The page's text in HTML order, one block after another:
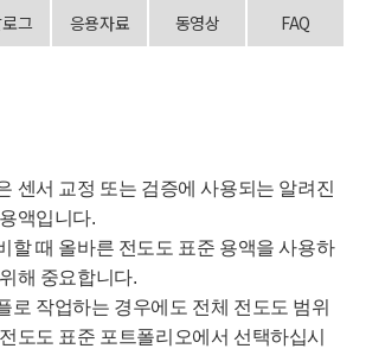
그 응용자료 동영상 FAQ
센서 교정 또는 검증에 사용되는 알려진
액입니다.
할 때 올바른 전도도 표준 용액을 사용하
해 중요합니다.
로 작업하는 경우에도 전체 전도도 범위
도도 표준 포트폴리오에서 선택하십시